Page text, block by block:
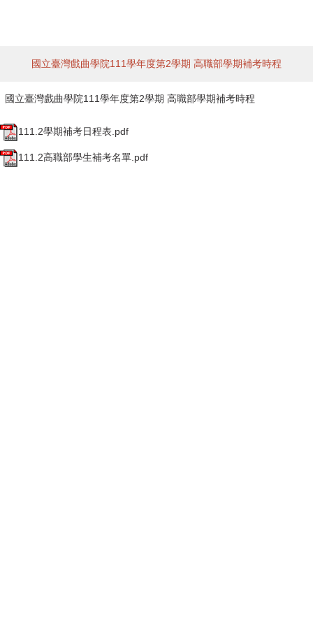
國立臺灣戲曲學院111學年度第2學期 高職部學期補考時程
國立臺灣戲曲學院111學年度第2學期 高職部學期補考時程
111.2學期補考日程表.pdf
111.2高職部學生補考名單.pdf